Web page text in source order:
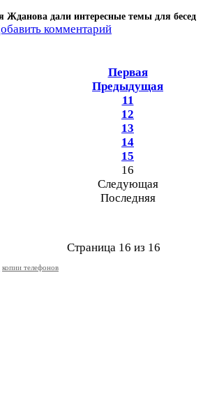
Жданова дали интересные темы для бесед
комментарий
Первая
Предыдущая
11
12
13
14
15
16
Следующая
Последняя
Страница 16 из 16
копии телефонов